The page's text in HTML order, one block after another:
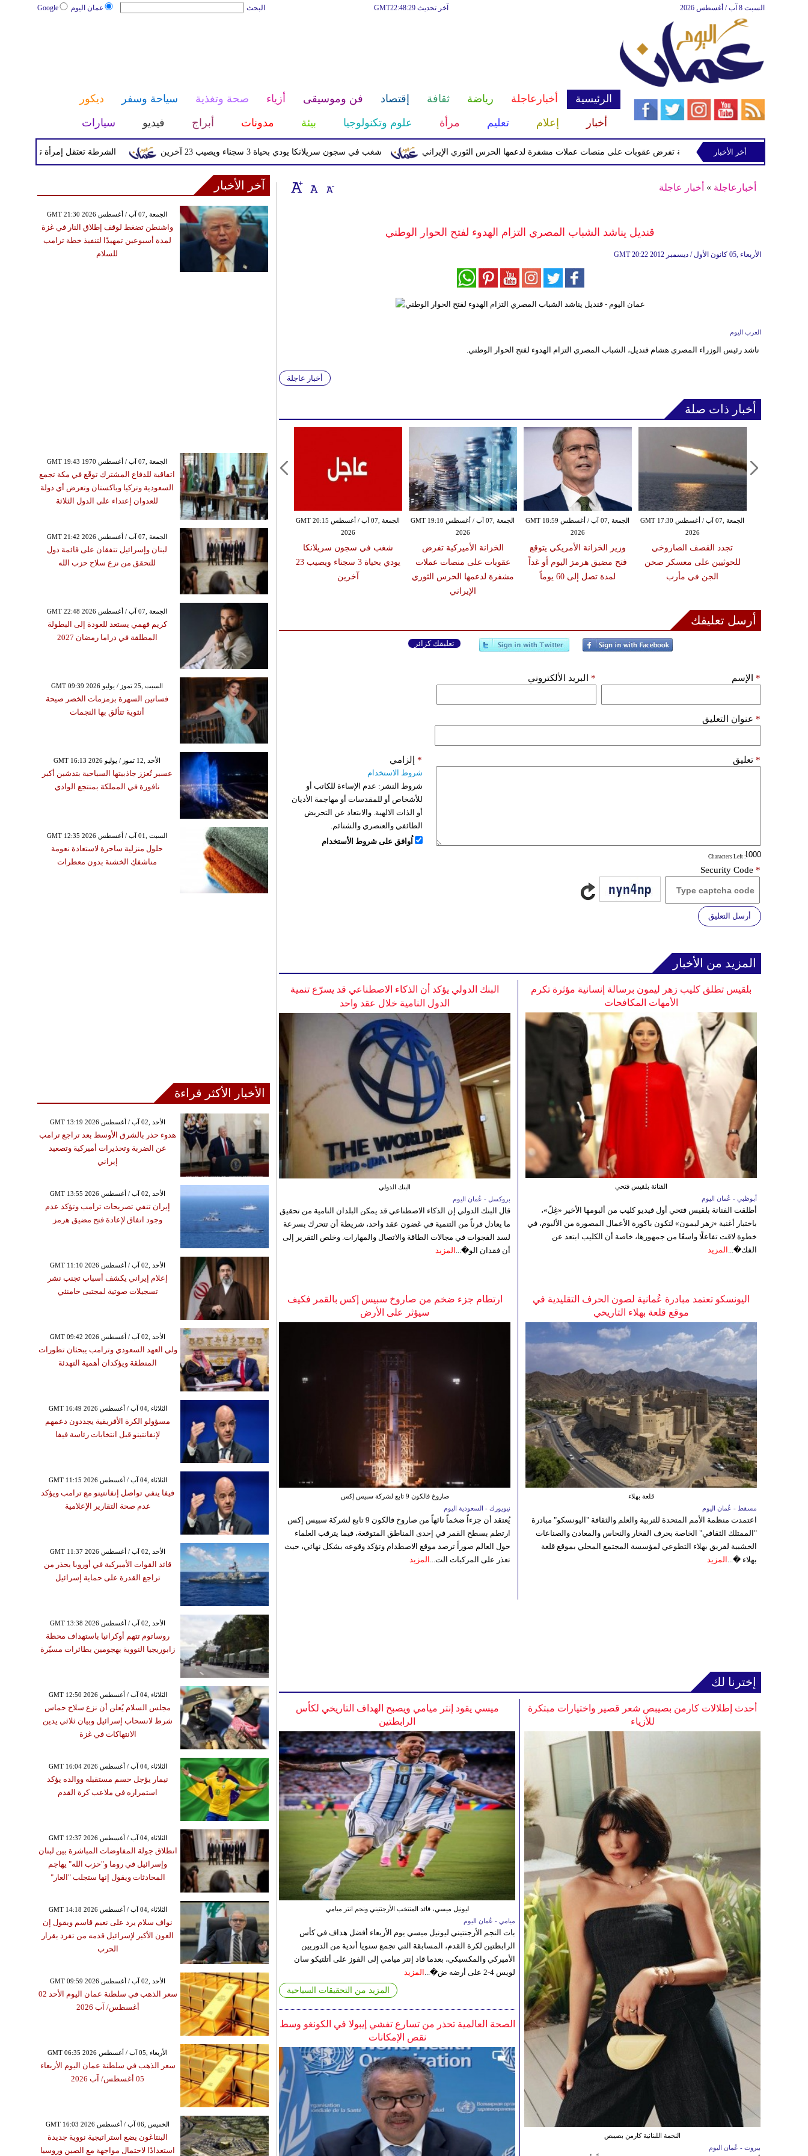
عمان اليوم Google البحث آخر تحديث GMT22:48:29 السبت 8 آب / أغسطس 2026
الرئيسية أخبارعاجلة رياضة ثقافة إقتصاد فن وموسيقى أزياء صحة وتغذية سياحة وسفر
ديكور
أخبار
إعلام تعليم مرأة علوم وتكنولوجيا بيئة مدونات أبراج فيديو سيارات
الشرطة تعتقل إمرأة تم القبض عليها شغب في سجون سريلانكا يودي بحياة 3 سجناء ويصيب 23 آخرين الخزانة الأميركية تفرض عقوبات على منصات عملات مشفرة لدعمها الحرس الثوري الإيراني
أخر الأخبار
أخبارعاجلة » أخبار عاجلة
قنديل يناشد الشباب المصري التزام الهدوء لفتح الحوار الوطني
GMT 20:22 2012 الأربعاء ,05 كانون الأول / ديسمبر
العرب اليوم
ناشد رئيس الوزراء المصري هشام قنديل، الشباب المصري التزام الهدوء لفتح الحوار الوطني.
أخبار عاجلة
أخبار ذات صلة
الجمعة ,07 آب / أغسطس GMT 20:15
2026
شغب في سجون سريلانكا
يودي بحياة 3 سجناء ويصيب 23
آخرين
الجمعة ,07 آب / أغسطس GMT 19:10
2026
الخزانة الأميركية تفرض
عقوبات على منصات عملات
مشفرة لدعمها الحرس الثوري
الإيراني
الجمعة ,07 آب / أغسطس GMT 18:59
2026
وزير الخزانة الأمريكي يتوقع
فتح مضيق هرمز اليوم أو غداً
لمدة تصل إلى 60 يوماً
الجمعة ,07 آب / أغسطس GMT 17:30
2026
تجدد القصف الصاروخي
للحوثيين على معسكر صحن
الجن في مأرب
أرسل تعليقك
تعليقك كزائر
الإسم * البريد الألكتروني *
عنوان التعليق *
تعليق *
: Characters Left
إلزامي *
شروط الاستخدام
شروط النشر: عدم الإساءة للكاتب أو
للأشخاص أو للمقدسات أو مهاجمة الأديان
أو الذات الالهية. والابتعاد عن التحريض
الطائفي والعنصري والشتائم.
اُوافق على شروط الأستخدام
Security Code *
أرسل التعليق
المزيد من الأخبار
البنك الدولي يؤكد أن الذكاء الاصطناعي قد يسرّع تنمية
الدول النامية خلال عقد واحد
البنك الدولي
بروكسل - عُمان اليوم
قال البنك الدولي إن الذكاء الاصطناعي قد يمكن البلدان النامية من تحقيق
ما يعادل قرناً من التنمية في غضون عقد واحد، شريطة أن تتحرك بسرعة
لسد الفجوات في مجالات الطاقة والاتصال والمهارات. وخلص التقرير إلى
أن فقدان الو�... المزيد
بلقيس تطلق كليب زهر ليمون برسالة إنسانية مؤثرة تكرم
الأمهات المكافحات
الفنانة بلقيس فتحي
أبوظبي - عُمان اليوم
أطلقت الفنانة بلقيس فتحي أول فيديو كليب من ألبومها الأخير «غِلّ»،
باختيار أغنية «زهر ليمون» لتكون باكورة الأعمال المصورة من الألبوم، في
خطوة لاقت تفاعلًا واسعًا من جمهورها، خاصة أن الكليب ابتعد عن
الفك�... المزيد
ارتطام جزء ضخم من صاروخ سبيس إكس بالقمر فكيف
سيؤثر على الأرض
صاروخ فالكون 9 تابع لشركة سبيس إكس
نيويورك - السعودية اليوم
يُعتقد أن جزءاً ضخماً تائهاً من صاروخ فالكون 9 تابع لشركة سبيس إكس
ارتطم بسطح القمر في إحدى المناطق المتوقعة، فيما يترقب العلماء
حول العالم صوراً ترصد موقع الاصطدام وتؤكد وقوعه بشكل نهائي، حيث
تعذر على المركبات الت... المزيد
اليونسكو تعتمد مبادرة عُمانية لصون الحرف التقليدية في
موقع قلعة بهلاء التاريخي
قلعة بهلاء
مسقط - عُمان اليوم
اعتمدت منظمة الأمم المتحدة للتربية والعلم والثقافة "اليونسكو" مبادرة
"الممتلك الثقافي" الخاصة بحرف الفخار والنحاس والمعادن والصناعات
الخشبية لفريق بهلاء التطوعي لمؤسسة المجتمع المحلي بموقع قلعة
بهلاء �... المزيد
إخترنا لك
ميسي يقود إنتر ميامي ويصبح الهداف التاريخي لكأس
الرابطتين
ليونيل ميسي، قائد المنتخب الأرجنتيني ونجم انتر ميامي
ميامي - عُمان اليوم
بات النجم الأرجنتيني ليونيل ميسي يوم الأربعاء أفضل هداف في كأس
الرابطتين لكرة القدم، المسابقة التي تجمع سنويا أندية من الدوريين
الأميركي والمكسيكي، بعدما قاد إنتر ميامي إلى الفوز على أتلتيكو سان
لويس 4-2 على أرضه ض�...
المزيد
المزيد من التحقيقات السياحية
الصحة العالمية تحذر من تسارع تفشي إيبولا في الكونغو وسط
نقص الإمكانات
أحدث إطلالات كارمن بصيبص شعر قصير واختيارات مبتكرة
للأزياء
النجمة اللبنانية كارمن بصيبص
بيروت - عُمان اليوم
آخر الأخبار
GMT 21:30 2026 الجمعة ,07 آب / أغسطس
واشنطن تضغط لوقف إطلاق النار في غزة
لمدة أسبوعين تمهيدًا لتنفيذ خطة ترامب
للسلام
GMT 19:43 1970 الجمعة ,07 آب / أغسطس
اتفاقية للدفاع المشترك توقَع في مكة تجمع
السعودية وتركيا وباكستان وتعرض أي دولة
للعدوان إعتداء على الدول الثلاثة
GMT 21:42 2026 الجمعة ,07 آب / أغسطس
لبنان وإسرائيل تتفقان على قائمة دول
للتحقق من نزع سلاح حزب الله
GMT 22:48 2026 الجمعة ,07 آب / أغسطس
كريم فهمي يستعد للعودة إلى البطولة
المطلقة في دراما رمضان 2027
GMT 09:39 2026 السبت ,25 تموز / يوليو
فساتين السهرة بزمزمات الخصر صيحة
أنثوية تتألق بها النجمات
GMT 16:13 2026 الأحد ,12 تموز / يوليو
عسير تُعزز جاذبيتها السياحية بتدشين أكبر
نافورة في المملكة بمنتجع الوادي
GMT 12:35 2026 السبت ,01 آب / أغسطس
حلول منزلية ساحرة لاستعادة نعومة
مناشفكِ الخشنة بدون معطرات
الأخبار الأكثر قراءة
GMT 13:19 2026 الأحد ,02 آب / أغسطس
هدوء حذر بالشرق الأوسط بعد تراجع ترامب
عن الضربة وتحذيرات أميركية وتصعيد
إيراني
GMT 13:55 2026 الأحد ,02 آب / أغسطس
إيران تنفي تصريحات ترامب وتؤكد عدم
وجود اتفاق لإعادة فتح مضيق هرمز
GMT 11:10 2026 الأحد ,02 آب / أغسطس
إعلام إيراني يكشف أسباب تجنب نشر
تسجيلات صوتية لمجتبى خامنئي
GMT 09:42 2026 الأحد ,02 آب / أغسطس
ولي العهد السعودي وترامب يبحثان تطورات
المنطقة ويؤكدان أهمية التهدئة
GMT 16:49 2026 الثلاثاء ,04 آب / أغسطس
مسؤولو الكرة الأفريقية يجددون دعمهم
لإنفانتينو قبل انتخابات رئاسة فيفا
GMT 11:15 2026 الثلاثاء ,04 آب / أغسطس
فيفا ينفي تواصل إنفانتينو مع ترامب ويؤكد
عدم صحة التقارير الإعلامية
GMT 11:37 2026 الأحد ,02 آب / أغسطس
قائد القوات الأميركية في أوروبا يحذر من
تراجع القدرة على حماية إسرائيل
GMT 13:38 2026 الأحد ,02 آب / أغسطس
روساتوم تتهم أوكرانيا باستهداف محطة
زابوريجيا النووية بهجومين بطائرات مسيّرة
GMT 12:50 2026 الثلاثاء ,04 آب / أغسطس
مجلس السلام يُعلن أن نزع سلاح حماس
شرط لانسحاب إسرائيل وبيان ثلاثي يدين
الانتهاكات في غزة
GMT 16:04 2026 الثلاثاء ,04 آب / أغسطس
نيمار يؤجل حسم مستقبله ووالده يؤكد
استمراره في ملاعب كرة القدم
GMT 12:37 2026 الثلاثاء ,04 آب / أغسطس
انطلاق جولة المفاوضات المباشرة بين لبنان
وإسرائيل في روما و"حزب الله" يهاجم
المحادثات ويقول إنها ستجلب "العار"
GMT 14:18 2026 الثلاثاء ,04 آب / أغسطس
نواف سلام يرد على نعيم قاسم ويقول إن
العون الأكبر لإسرائيل قدمه من تفرد بقرار
الحرب
GMT 09:59 2026 الأحد ,02 آب / أغسطس
سعر الذهب في سلطنة عمان اليوم الأحد 02
أغسطس/ آب 2026
GMT 06:35 2026 الأربعاء ,05 آب / أغسطس
سعر الذهب في سلطنة عمان اليوم الأربعاء
05 أغسطس/ آب 2026
GMT 16:03 2026 الخميس ,06 آب / أغسطس
البنتاغون يضع استراتيجية نووية جديدة
استعدادًا لاحتمال مواجهة مع الصين وروسيا